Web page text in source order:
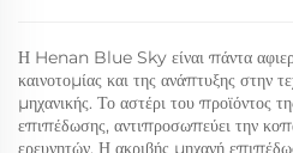
Η Henan Blue Sky είναι πάντα
καινοτομίας και της ανάπτυξης στην
μηχανικής. Το αστέρι του προϊόντος
επιπέδωσης, αντιπροσωπεύει την
ερευνητών. Η ακριβής μηχανή